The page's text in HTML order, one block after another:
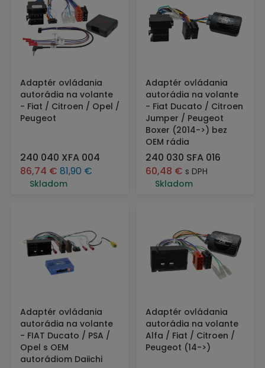
Adaptér ovládania
autorádia na volante
- Fiat / Citroen / Opel /
Peugeot
240 040 XFA 004
86,74 € 81,90 €
Skladom
Adaptér ovládania
autorádia na volante
- Fiat Ducato / Citroen
Jumper / Peugeot
Boxer (2014->) bez
OEM rádia
240 030 SFA 016
60,48 € s DPH
Skladom
Adaptér ovládania
autorádia na volante
- FIAT Ducato / PSA /
Opel s OEM
autorádiom Daiichi
Adaptér ovládania
autorádia na volante
Alfa / Fiat / Citroen /
Peugeot (14->)